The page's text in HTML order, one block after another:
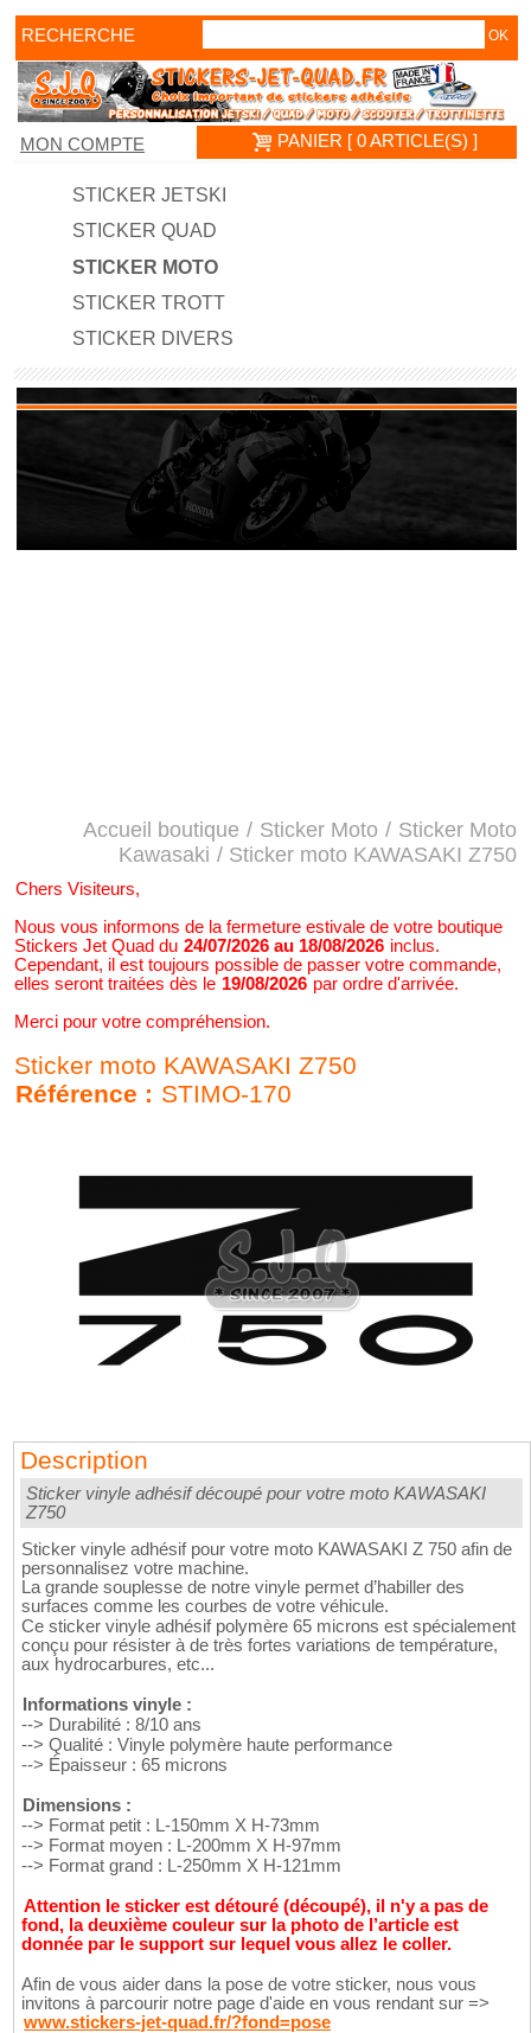
RECHERCHE
PANIER [ 0 ARTICLE(S) ]
MON COMPTE
STICKER JETSKI
STICKER QUAD
STICKER MOTO
STICKER TROTT
STICKER DIVERS
Accueil boutique / Sticker Moto / Sticker Moto
Kawasaki / Sticker moto KAWASAKI Z750
Chers Visiteurs,
Nous vous informons de la fermeture estivale de votre boutique
Stickers Jet Quad du 24/07/2026 au 18/08/2026 inclus.
Cependant, il est toujours possible de passer votre commande,
elles seront traitées dès le 19/08/2026 par ordre d'arrivée.
Merci pour votre compréhension.
Sticker moto KAWASAKI Z750
Référence : STIMO-170
Description
Sticker vinyle adhésif découpé pour votre moto KAWASAKI
Z750
Sticker vinyle adhésif pour votre moto KAWASAKI Z 750 afin de
personnalisez votre machine.
La grande souplesse de notre vinyle permet d’habiller des
surfaces comme les courbes de votre véhicule.
Ce sticker vinyle adhésif polymère 65 microns est spécialement
conçu pour résister à de très fortes variations de température,
aux hydrocarbures, etc...
Informations vinyle :
--> Durabilité : 8/10 ans
--> Qualité : Vinyle polymère haute performance
--> Épaisseur : 65 microns
Dimensions :
--> Format petit : L-150mm X H-73mm
--> Format moyen : L-200mm X H-97mm
--> Format grand : L-250mm X H-121mm
Attention le sticker est détouré (découpé), il n'y a pas de
fond, la deuxième couleur sur la photo de l’article est
donnée par le support sur lequel vous allez le coller.
Afin de vous aider dans la pose de votre sticker, nous vous
invitons à parcourir notre page d'aide en vous rendant sur =>
www.stickers-jet-quad.fr/?fond=pose